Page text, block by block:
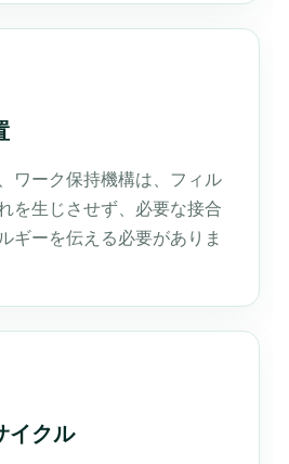
ワーク保持機構は、フィル
を生じさせず、必要な接合
ギーを伝える必要がありま
イクル